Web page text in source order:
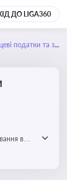
ДО LIGA360
податки та збори
в